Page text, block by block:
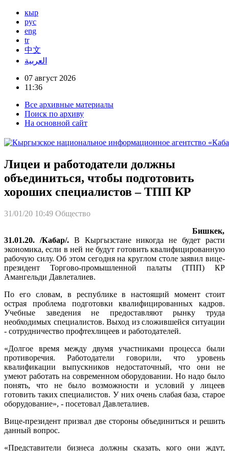
кыр
рус
eng
tr
中文
العربية
07 август 2026
11:36
Все архивные материалы
Поиск по архиву
На основной сайт
Лицеи и работодатели должны
объединиться, чтобы подготовить
хороших специалистов – ТПП КР
31/01/20 10:49 Общество
Бишкек,
31.01.20. /Кабар/.В Кыргызстане никогда не будет расти
экономика, если в ней не будут готовить квалифицированную
рабочую силу. Об этом сегодня на круглом столе заявил вице-
президент Торгово-промышленной палаты (ТПП) КР
Амангельди Давлеталиев.
По его словам, в республике в настоящий момент стоит
острая проблема подготовки квалифицированных кадров.
Учебные заведения не предоставляют рынку труда
необходимых специалистов. Выход из сложившейся ситуации
- сотрудничество профтехлицеев и работодателей.
«Долгое время между двумя участниками процесса были
противоречия. Работодатели говорили, что уровень
квалификации выпускников недостаточный, что они не
умеют работать на современном оборудовании. Но надо было
понять, что не было возможности и условий у лицеев
готовить таких специалистов. У них очень слабая база, старое
оборудование», - посетовал Давлеталиев.
Вице-президент призвал две стороны объединиться и решить
данный вопрос.
«Представители бизнеса должны сказать, кого они ждут,